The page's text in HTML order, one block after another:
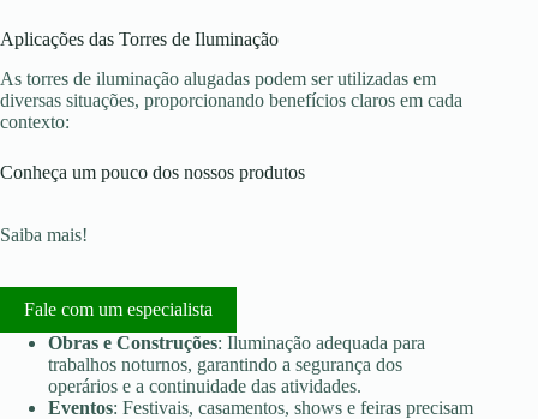
Aplicações das Torres de Iluminação
As torres de iluminação alugadas podem ser utilizadas em
diversas situações, proporcionando benefícios claros em cada
contexto:
Conheça um pouco dos nossos produtos
Saiba mais!
Fale com um especialista
Obras e Construções: Iluminação adequada para
trabalhos noturnos, garantindo a segurança dos
operários e a continuidade das atividades.
Eventos: Festivais, casamentos, shows e feiras precisam